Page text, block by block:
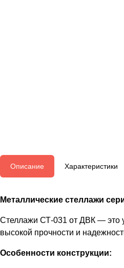
Описание Характеристики
Металлические стеллажи
Стеллажи СТ-031 от ДВК — это
высокой прочности и
Особенности конструкции: